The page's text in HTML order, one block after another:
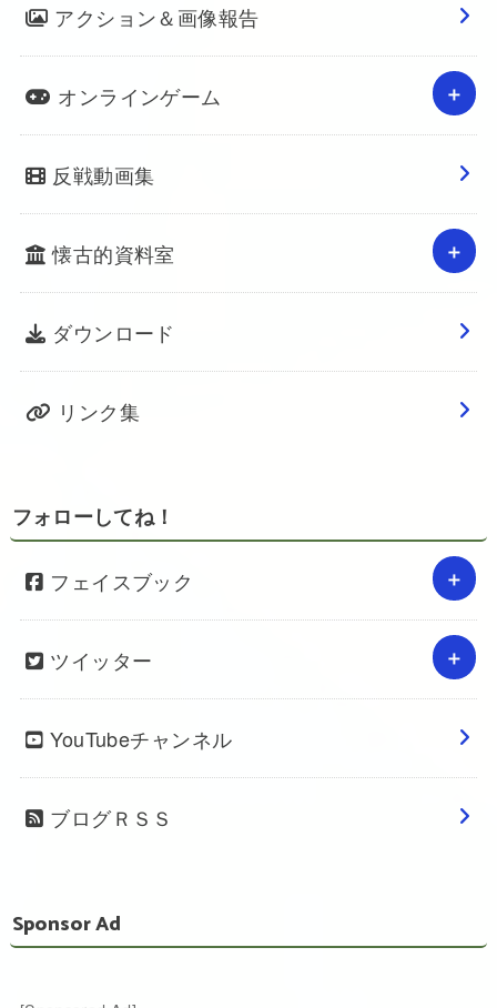
アクション＆画像報告
オンラインゲーム
反戦動画集
懐古的資料室
ダウンロード
リンク集
フォローしてね！
フェイスブック
ツイッター
YouTubeチャンネル
ブログＲＳＳ
Sponsor Ad